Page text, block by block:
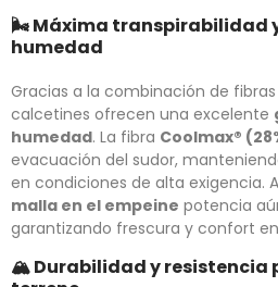
🌬️Máxima transpirabilidad
humedad
Gracias a la combinación de
calcetines ofrecen una excelente
humedad. La fibra Coolmax®
evacuación del sudor,
en condiciones de alta exigencia.
malla en el empeine potencia
garantizando frescura y confort
🏔️Durabilidad y resistencia